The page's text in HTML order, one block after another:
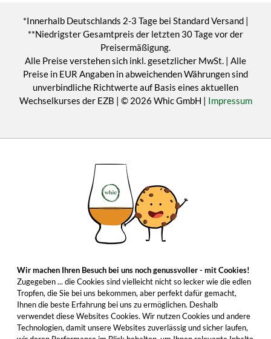
*Innerhalb Deutschlands 2-3 Tage bei Standard Versand |
**Niedrigster Gesamtpreis der letzten 30 Tage vor der
Preisermäßigung.
Alle Preise verstehen sich inkl. gesetzlicher MwSt. | Alle
Preise in EUR Angaben in abweichenden Währungen sind
unverbindliche Richtwerte auf Basis eines aktuellen
Wechselkurses der EZB | © 2026 Whic GmbH | Impressum
Wir machen Ihren Besuch bei uns noch genussvoller - mit Cookies!
Zugegeben ... die Cookies sind vielleicht nicht so lecker wie die edlen
Tropfen, die Sie bei uns bekommen, aber perfekt dafür gemacht,
Ihnen die beste Erfahrung bei uns zu ermöglichen. Deshalb
verwendet diese Websites Cookies. Wir nutzen Cookies und andere
Technologien, damit unsere Websites zuverlässig und sicher laufen,